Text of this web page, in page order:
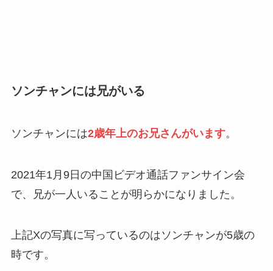
ソンチャンには兄がいる
ソンチャンには2歳年上のお兄さんがいます。
2021年1月9日の中国ビデオ通話ファンサイン会
で、兄が一人いることが明らかになりました。
上記Xの写真に写っているのはソンチャンが5歳の
時です。